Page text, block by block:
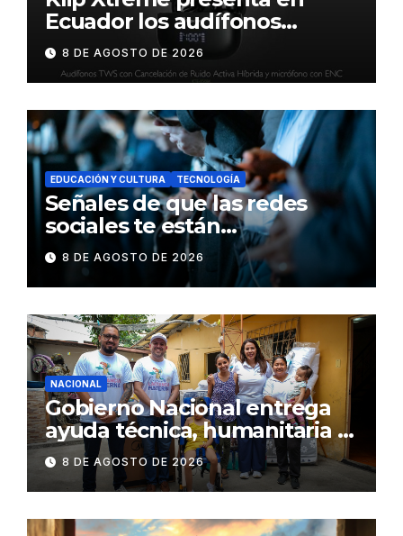
Ecuador los audífonos
DynaBuds con sonido
inteligente y control táctil
8 DE AGOSTO DE 2026
EDUCACIÓN Y CULTURA TECNOLOGÍA
Señales de que las redes
sociales te están
consumiendo
8 DE AGOSTO DE 2026
NACIONAL
Gobierno Nacional entrega
ayuda técnica, humanitaria y
Bono Joaquín Gallegos Lara a
familia en situación de
vulnerabilidad
8 DE AGOSTO DE 2026